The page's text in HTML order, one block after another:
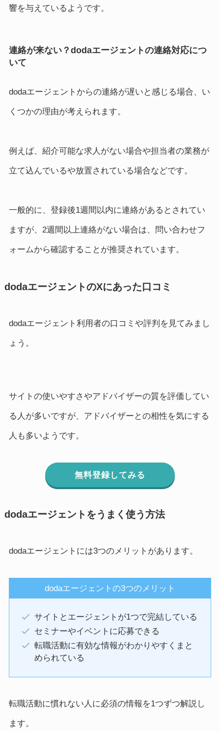
響を与えているようです。
連絡が来ない？dodaエージェントの連絡対応につ
いて
dodaエージェントからの連絡が遅いと感じる場合、い
くつかの理由が考えられます。
例えば、紹介可能な求人がない場合や担当者の業務が
立て込んでいるや放置されている場合などです。
一般的に、登録後1週間以内に連絡があるとされてい
ますが、2週間以上連絡がない場合は、問い合わせフ
ォームから確認することが推奨されています。
dodaエージェントのXにあった口コミ
dodaエージェント利用者の口コミや評判を見てみまし
ょう。
サイトの使いやすさやアドバイザーの質を評価してい
る人が多いですが、アドバイザーとの相性を気にする
人も多いようです。
無料登録してみる
dodaエージェントをうまく使う方法
dodaエージェントには3つのメリットがあります。
dodaエージェントの3つのメリット
サイトとエージェントが1つで完結している
セミナーやイベントに応募できる
転職活動に有効な情報がわかりやすくまと
められている
転職活動に慣れない人に必須の情報を1つずつ解説し
ます。